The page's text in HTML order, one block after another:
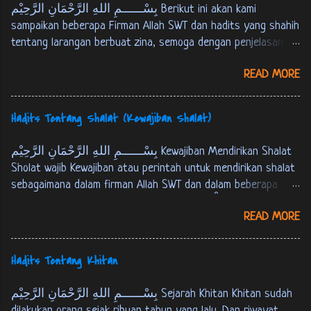
عَلَى اْلمُؤْمِنِيْنَ. النور:2-3 Perempuan yang berzina dan laki-
laki yang berzina, maka deralah tiap-tiap seorang da...
بِسْــــــمِ اللهِ الرَّحْمَانِ الرَّحِيْم Berikut ini akan kami
sampaikan beberapa Firman Allah SWT dan hadits yang shahih
tentang larangan berbuat zina, semoga dengan penjelasan ini
سَبِيْلاً. الاسراء:32 Dan janganlah kamu mendekati zina ,
sesungguhnya zina itu adalah suatu perbuatan yang keji, dan
suatu jalan yang buruk. [ QS. Al-Israa’ : 32 ] اَلزَّانِيَةُ وَ الزَّانِيْ
فَاجْلِدُوْا كُلَّ وَاحِدٍ مّنْهُمَا مِائَةَ جَلْدَةٍ وَّ لاَ تَأْخُذْكُمْ بِهِمَا رَأْفَةٌ
فِيْ دِيْنِ اللهِ اِنْ كُنْتُمْ تُؤْمِنُوْنَ بِاللهِ وَ اْليَوْمِ اْلاخِرِ، وَ لْيَشْهَدْ
عَذَابَهُمَا طَآئِفَةٌ مّنَ اْلمُؤْمِنِيْنَ. اَلزَّانِيْ لاَ يَنْكِحُ اِلاَّ زَانِيَةً اَوْ
مُشْرِكَةً وَّ الزَّانِيَةُ لاَ يَنْكِحُهَآ اِلاَّ زَانٍ اَوْ مُشْرِكٌ، وَحُرّمَ ذلِكَ
READ MORE
Hadits Tentang Shalat (Kewajiban Shalat)
بِسْــــــمِ اللهِ الرَّحْمَانِ الرَّحِيْم Kewajiban Mendirikan Shalat
Sholat wajib Kewajiban atau perintah untuk mendirikan shalat
sebagaimana dalam firman Allah SWT dan dalam beberapa
14] فَاَقِيْمُوا الصَّلوةَ، اِنَّ الصَّلوةَ كَانَتْ عَلَى اْلمُؤْمِنِيْنَ كِتَابًا
مَوْقُوْتًا. النساء: 103 M aka dirikanlah shalat, sesungguhnya
shalat itu adalah kewajiban yang telah ditentukan waktunya
atas orang-orang yang beriman. [QS. An-Nisaa' : 103] عَنْ عَبْدِ
اللهِ بْنِ عُمَرَ قَالَ: قَالَ رَسُوْلُ اللهِ ص: بُنِيَ اْلاِسْلاَمُ عَلَى
READ MORE
Hadits Tentang Khitan
بِسْــــــمِ اللهِ الرَّحْمَانِ الرَّحِيْم Sejarah Khitan Khitan sudah